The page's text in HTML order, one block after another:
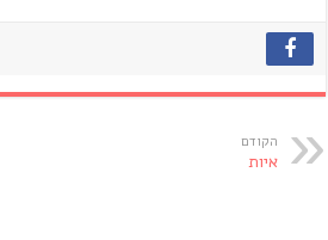
הקודם
איות